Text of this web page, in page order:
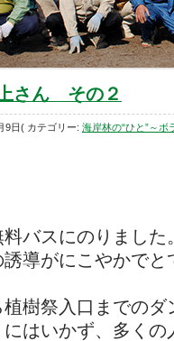
さん その２
9日( カテゴリー: 海岸林の“ひと”～
バスにのりました
導がにこやかで
樹祭入口までの
はいかず、多く